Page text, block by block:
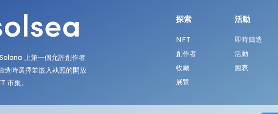
上第一個允許創作者
造時選擇並嵌入執照的開放
市集。
探索
NFT
創作者
收藏
展覽
活動
即時鑄造
活動
圖表